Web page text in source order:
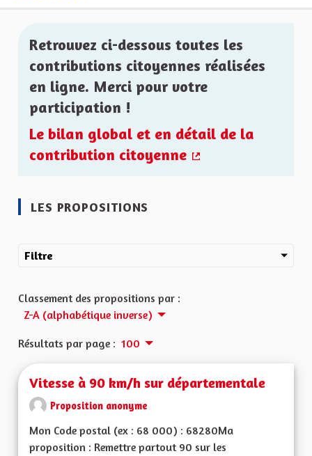
Retrouvez ci-dessous toutes les
contributions citoyennes réalisées
en ligne. Merci pour votre
participation !
Le bilan global et en détail de la
contribution citoyenne
LES PROPOSITIONS
Filtre
Classement des propositions par :
Z-A (alphabétique inverse)
Résultats par page : 100
Vitesse à 90 km/h sur départementale
Proposition anonyme
Mon Code postal (ex : 68 000) : 68280Ma
proposition : Remettre partout 90 sur les